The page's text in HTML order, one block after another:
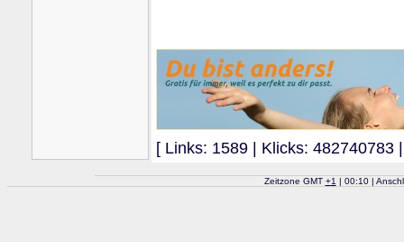
[ Links: 1589 | Klicks: 482740783
Zeitzone GMT +1 | 00:10 |